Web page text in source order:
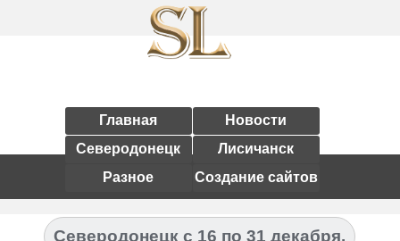
Главная
Новости
Северодонецк
Лисичанск
Разное
Создание сайтов
Северодонецк с 16 по 31 декабря.